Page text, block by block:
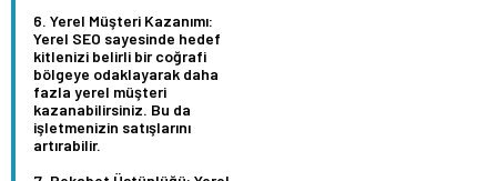
Yerel Müşteri Kazanımı:
Yerel SEO sayesinde hedef
kitlenizi belirli bir coğrafi
bölgeye odaklayarak daha
fazla yerel müşteri
kazanabilirsiniz. Bu da
işletmenizin satışlarını
artırabilir.